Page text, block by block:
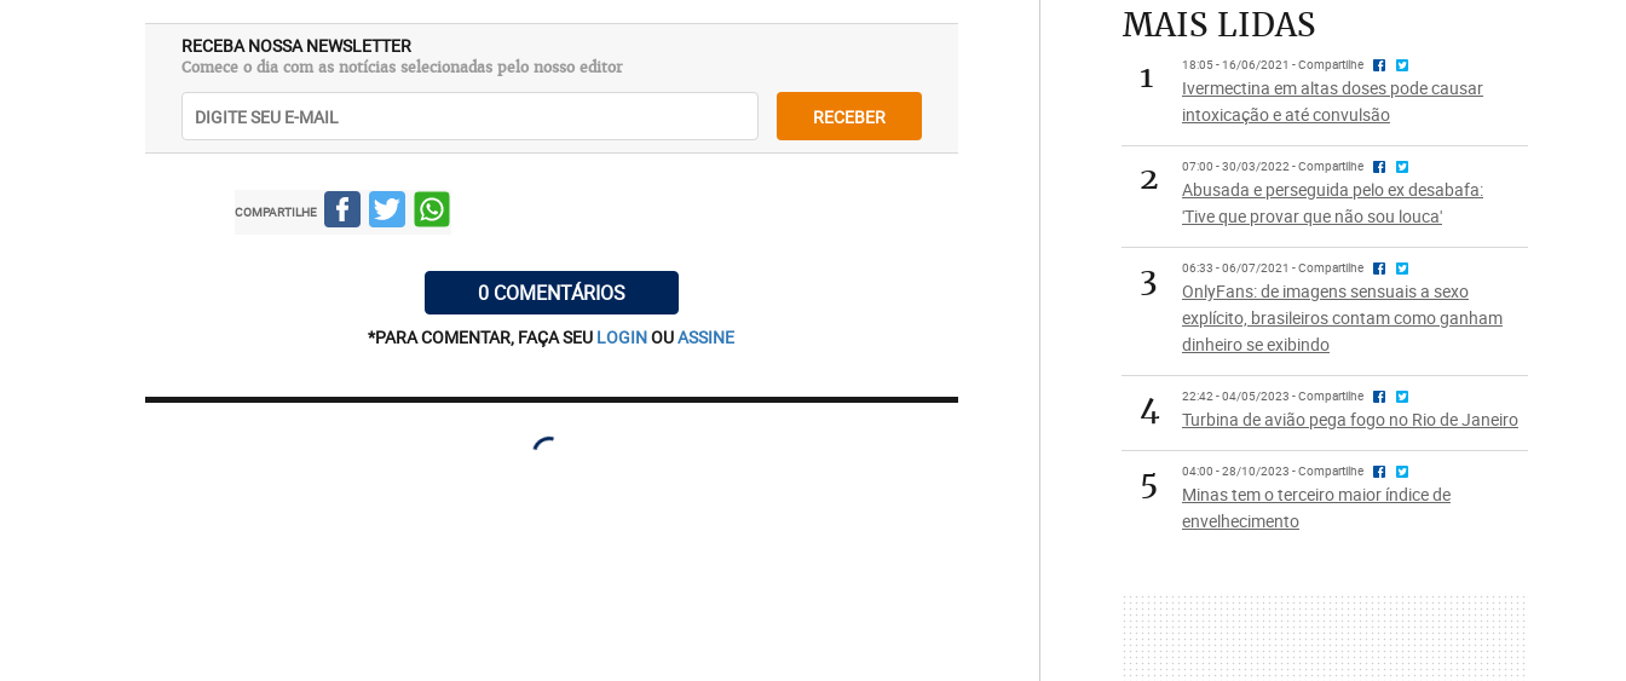
RECEBA NOSSA NEWSLETTER
Comece o dia com as notícias selecionadas pelo nosso editor
RECEBER
COMPARTILHE
0 COMENTÁRIOS
*PARA COMENTAR, FAÇA SEU LOGINOUASSINE
MAIS LIDAS
1
18:05 - 16/06/2021 - Compartilhe
Ivermectina em altas doses pode causar
intoxicação e até convulsão
2 07:00 - 30/03/2022 - Compartilhe
Abusada e perseguida pelo ex desabafa:
'Tive que provar que não sou louca'
3 06:33 - 06/07/2021 - Compartilhe
OnlyFans: de imagens sensuais a sexo
explícito, brasileiros contam como ganham
dinheiro se exibindo
4 22:42 - 04/05/2023 - Compartilhe
Turbina de avião pega fogo no Rio de Janeiro
5 04:00 - 28/10/2023 - Compartilhe
Minas tem o terceiro maior índice de
envelhecimento